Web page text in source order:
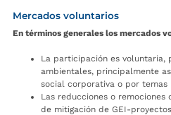
Mercados voluntarios
En términos generales los mercados
La participación es voluntaria,
ambientales, principalmente
social corporativa o por temas
Las reducciones o remociones
de mitigación de GEI-